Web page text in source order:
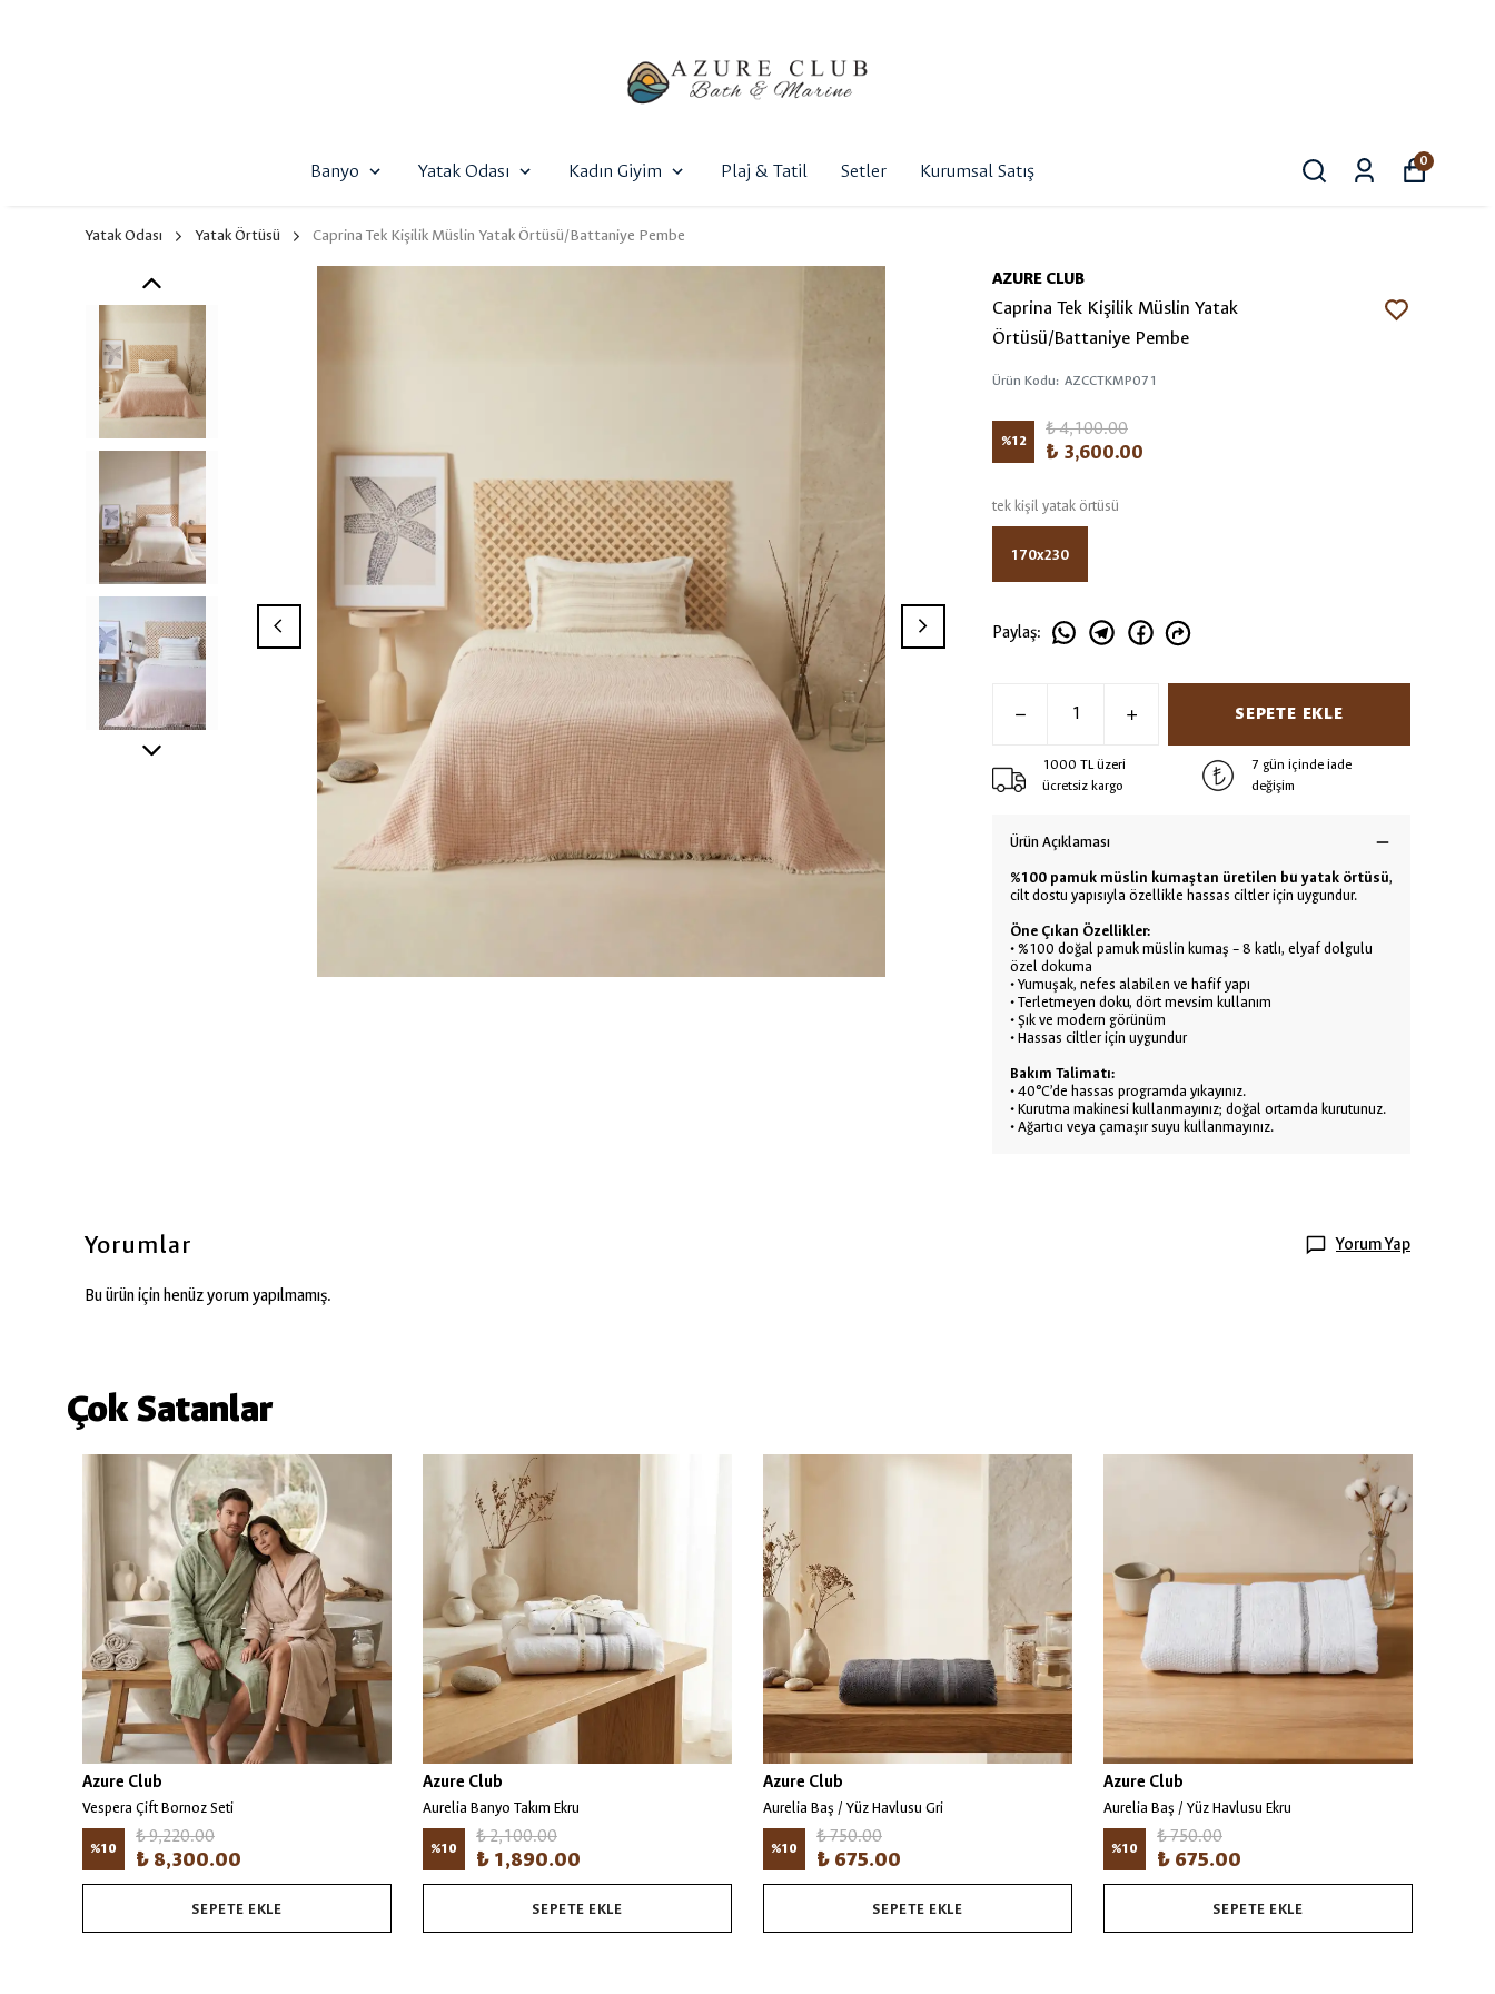
Banyo Yatak Odası Kadın Giyim Plaj & Tatil Setler Kurumsal Satış 0
Yatak Odası Yatak Örtüsü Caprina Tek Kişilik Müslin Yatak Örtüsü/Battaniye Pembe
AZURE CLUB
Caprina Tek Kişilik Müslin Yatak
Örtüsü/Battaniye Pembe
Ürün Kodu: AZCCTKMP071
%12
₺ 4,100.00
₺ 3,600.00
tek kişil yatak örtüsü
170x230
Paylaş:
SEPETE EKLE
1000 TL üzeri
ücretsiz kargo
7 gün içinde iade
değişim
Ürün Açıklaması
%100 pamuk müslin kumaştan üretilen bu yatak örtüsü,
cilt dostu yapısıyla özellikle hassas ciltler için uygundur.
Öne Çıkan Özellikler:
• %100 doğal pamuk müslin kumaş – 8 katlı, elyaf dolgulu
özel dokuma
• Yumuşak, nefes alabilen ve hafif yapı
• Terletmeyen doku, dört mevsim kullanım
• Şık ve modern görünüm
• Hassas ciltler için uygundur
Bakım Talimatı:
• 40°C’de hassas programda yıkayınız.
• Kurutma makinesi kullanmayınız; doğal ortamda kurutunuz.
• Ağartıcı veya çamaşır suyu kullanmayınız.
Yorumlar Yorum Yap
Bu ürün için henüz yorum yapılmamış.
Çok Satanlar
Azure Club
Vespera Çift Bornoz Seti
%10
₺ 9,220.00
₺ 8,300.00
SEPETE EKLE
Azure Club
Aurelia Banyo Takım Ekru
%10
₺ 2,100.00
₺ 1,890.00
SEPETE EKLE
Azure Club
Aurelia Baş / Yüz Havlusu Gri
%10
₺ 750.00
₺ 675.00
SEPETE EKLE
Azure Club
Aurelia Baş / Yüz Havlusu Ekru
%10
₺ 750.00
₺ 675.00
SEPETE EKLE